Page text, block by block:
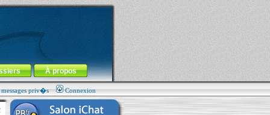
À propos
priv�s Connexion